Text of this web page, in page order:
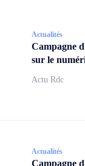
Actualités
Campagne
sur le
Actu Rdc
Actualités
Campagne